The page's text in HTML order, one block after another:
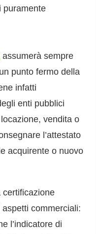
puramente
assumerà sempre
punto fermo della
infatti
enti pubblici
vendita o
l’attestato
acquirente o nuovo
certificazione
commerciali:
l’indicatore di